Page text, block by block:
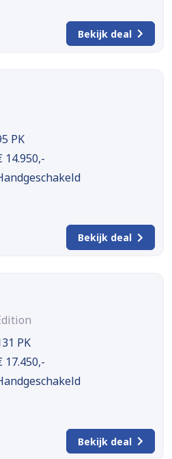
Bekijk deal
PK
14.950,-
Bekijk deal
PK
17.450,-
Bekijk deal